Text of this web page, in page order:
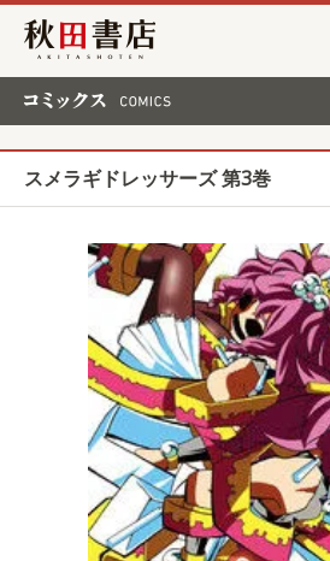
秋田書店
スメラギドレッサーズ 第3巻